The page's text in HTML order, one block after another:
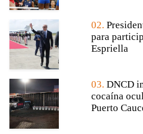
02.
para
Espriella
03. DNCD
cocaína
Puerto